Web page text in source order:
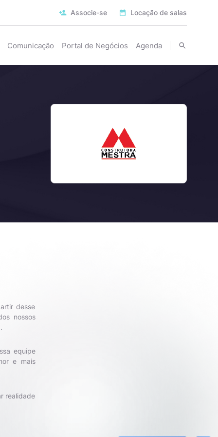
Associe-se Locação de salas
Comunicação Portal de Negócios Agenda
desse
nossos
equipe
e mais
realidade